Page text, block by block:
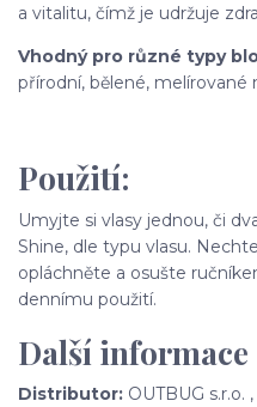
a vitalitu, čímž je udržuje
Vhodný pro různé typy
přírodní, bělené, melírované
Použití:
Umyjte si vlasy jednou, či
Shine, dle typu vlasu.
opláchněte a osušte
dennímu použití.
Další informace
Distributor: OUTBUG s.r.o.